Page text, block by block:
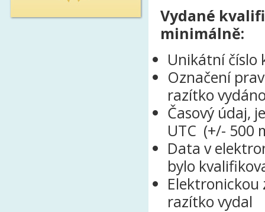
Vydané
minimálně:
Unikátní číslo
Označení
razítko
Časový údaj,
UTC (+/- 500
Data v
bylo
Elektronickou
razítko vydal